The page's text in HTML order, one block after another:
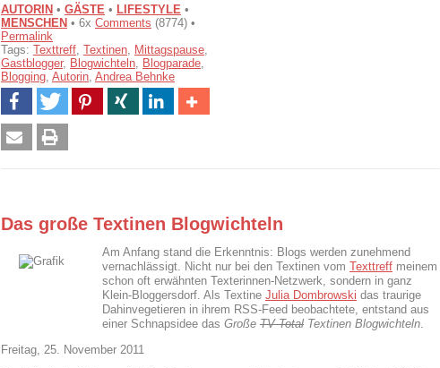
AUTORIN • GÄSTE • LIFESTYLE •
MENSCHEN • 6x Comments (8774) •
Permalink
Tags: Texttreff Textinen Mittagspause
Gastblogger, Blogwichteln Blogparade
Blogging Autorin Andrea Behnke
Das große Textinen Blogwichteln
Am Anfang stand die Erkenntnis: Blogs werden zunehmend
vernachlässigt. Nicht nur bei den Textinen vom Texttreff meinem
schon oft erwähnten Texterinnen-Netzwerk, sondern in ganz
Klein-Bloggersdorf. Als Textine Julia Dombrowski das traurige
Dahinvegetieren in ihrem RSS-Feed beobachtete, entstand aus
einer Schnapsidee das Große TV Total Textinen Blogwichteln.
Freitag, 25. November 2011